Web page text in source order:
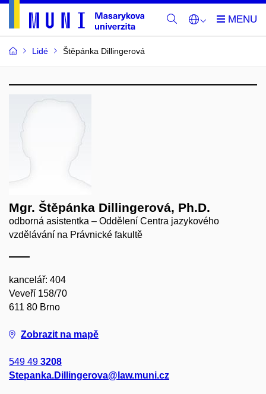
Lidé Štěpánka Dillingerová
Mgr. Štěpánka Dillingerová, Ph.D.
odborná asistentka – Oddělení Centra jazykového
vzdělávání na Právnické fakultě
kancelář: 404
Veveří 158/70
611 80 Brno
Zobrazit na mapě
549 49 3208
Stepanka.Dillingerova@law.muni.cz